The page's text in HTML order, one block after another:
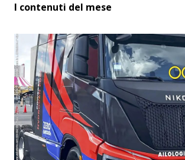
I contenuti del mese